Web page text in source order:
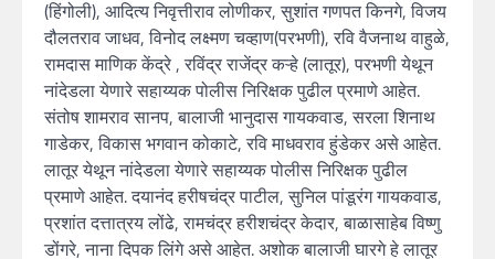
(हिंगोली), आदित्य निवृत्तीराव लोणीकर, सुशांत गणपत किनगे, विजय
दौलतराव जाधव, विनोद लक्ष्मण चव्हाण(परभणी), रवि वैजनाथ वाहुळे,
रामदास माणिक केंद्रे , रविंद्र राजेंद्र कऱ्हे (लातूर), परभणी येथून
नांदेडला येणारे सहाय्यक पोलीस निरिक्षक पुढील प्रमाणे आहेत.
संतोष शामराव सानप, बालाजी भानुदास गायकवाड, सरला शिनाथ
गाडेकर, विकास भगवान कोकाटे, रवि माधवराव हुंडेकर असे आहेत.
लातूर येथून नांदेडला येणारे सहाय्यक पोलीस निरिक्षक पुढील
प्रमाणे आहेत. दयानंद हरीषचंद्र पाटील, सुनिल पांडूरंग गायकवाड,
प्रशांत दत्तात्रय लोंढे, रामचंद्र हरीशचंद्र केदार, बाळासाहेब विष्णु
डोंगरे, नाना दिपक लिंगे असे आहेत. अशोक बालाजी घारगे हे लातूर